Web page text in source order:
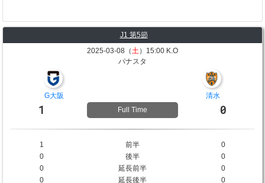
J1 第5節
2025-03-08（土）15:00 K.O
パナスタ
G大阪 清水
1 Full Time 0
1 前半
0
0
後半
0
0
延長前半
0
0
延長後半
0